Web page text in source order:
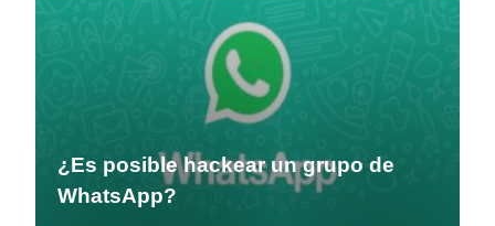
¿Es posible hackear un grupo de
WhatsApp?